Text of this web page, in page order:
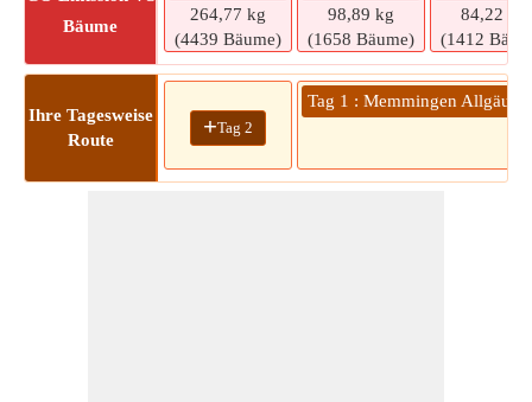
Bäume
264,77 kg
(4439 Bäume)
98,89 kg
(1658 Bäume)
84,22 kg
(1412
Ihre Tagesweise
Route
+Tag 2
Tag 1 : Memmingen Allgäu